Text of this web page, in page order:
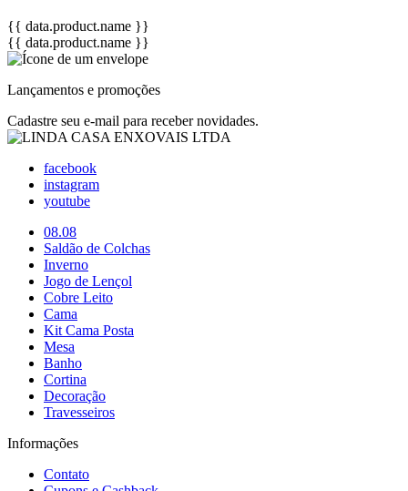
{{ data.product.name }}
{{ data.product.name }}
Lançamentos e promoções
Cadastre seu e-mail para receber novidades.
facebook
instagram
youtube
08.08
Saldão de Colchas
Inverno
Jogo de Lençol
Cobre Leito
Cama
Kit Cama Posta
Mesa
Banho
Cortina
Decoração
Travesseiros
Informações
Contato